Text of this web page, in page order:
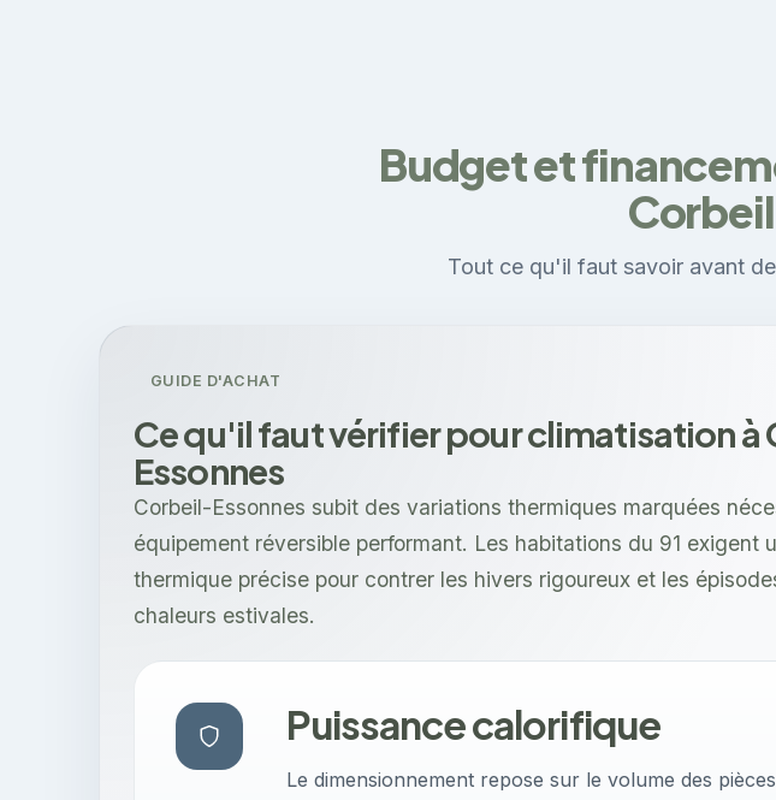
Budget et
Tout ce qu'il faut savoir avant
GUIDE D'ACHAT
Ce qu'il faut vérifier pour climatisation
Essonnes
Corbeil-Essonnes subit des variations thermiques marquées
équipement réversible performant. Les habitations du 91 exigent
thermique précise pour contrer les hivers rigoureux et les
chaleurs estivales.
Puissance calorifique
Le dimensionnement repose sur le volume des